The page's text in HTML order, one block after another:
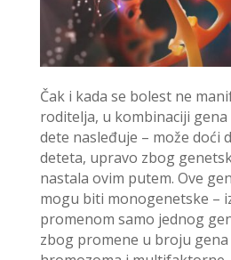
Čak i kada se bolest ne
roditelja, u kombinaciji
dete nasleđuje – može doći
deteta, upravo zbog
nastala ovim putem. Ove
mogu biti monogenetske –
promenom samo jednog
zbog promene u broju